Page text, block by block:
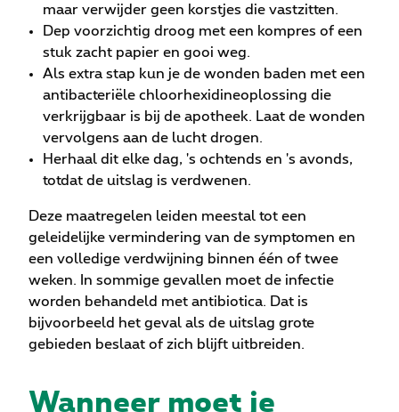
maar verwijder geen korstjes die vastzitten.
Dep voorzichtig droog met een kompres of een
stuk zacht papier en gooi weg.
Als extra stap kun je de wonden baden met een
antibacteriële chloorhexidineoplossing die
verkrijgbaar is bij de apotheek. Laat de wonden
vervolgens aan de lucht drogen.
Herhaal dit elke dag, 's ochtends en 's avonds,
totdat de uitslag is verdwenen.
Deze maatregelen leiden meestal tot een
geleidelijke vermindering van de symptomen en
een volledige verdwijning binnen één of twee
weken. In sommige gevallen moet de infectie
worden behandeld met antibiotica. Dat is
bijvoorbeeld het geval als de uitslag grote
gebieden beslaat of zich blijft uitbreiden.
Wanneer moet je